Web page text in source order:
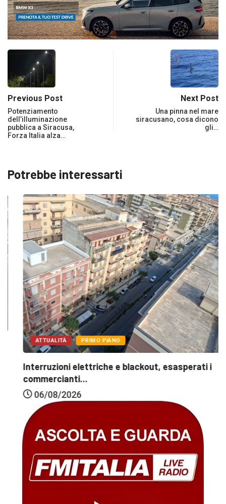
Previous Post
Potenziamento
dell’illuminazione
pubblica a Siracusa,
Forza Italia alza…
Next Post
Una pinna nel mare
siracusano, cosa dicono
gli…
Potrebbe interessarti
ATTUALITÀ PRIMO PIANO
Interruzioni elettriche e blackout, esasperati i
commercianti...
06/08/2026